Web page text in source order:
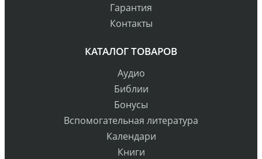
Гарантия
Контакты
КАТАЛОГ ТОВАРОВ
Аудио
Библии
Бонусы
Вспомогательная литература
Календари
Книги